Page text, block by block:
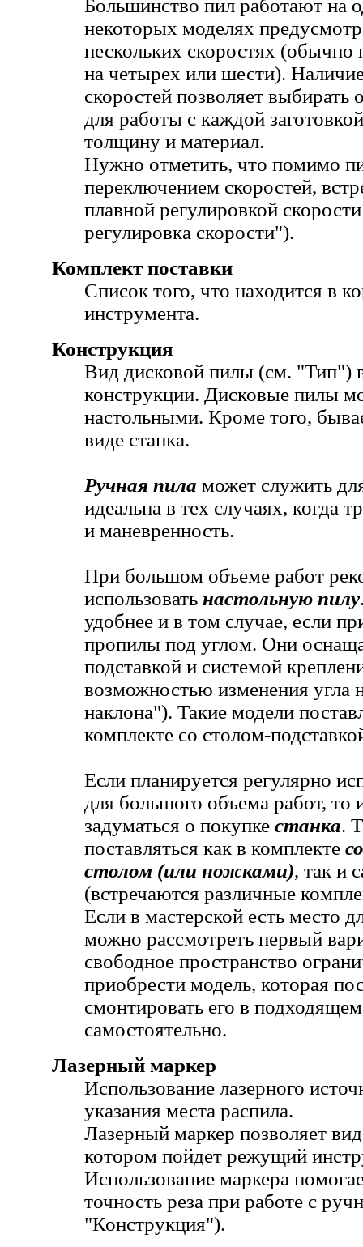
Большинство пил работают на
некоторых моделях
нескольких скоростях (обычно
на четырех или шести).
скоростей позволяет выбирать
для работы с каждой
толщину и материал.
Нужно отметить, что помимо
переключением скоростей,
плавной регулировкой
регулировка скорости").
Комплект поставки
Список того, что находится в
инструмента.
Конструкция
Вид дисковой пилы (см. "Тип")
конструкции. Дисковые пилы
настольными. Кроме того,
виде станка.
Ручная пила может служить
идеальна в тех случаях, когда
и маневренность.
При большом объеме работ
использовать настольную пилу
удобнее и в том случае, если
пропилы под углом. Они
подставкой и системой
возможностью изменения угла
наклона"). Такие модели
комплекте со столом-
Если планируется регулярно
для большого объема работ, то
задуматься о покупке станка.
поставляться как в комплекте
столом (или ножками), так и
(встречаются различные
Если в мастерской есть место
можно рассмотреть первый
свободное пространство
приобрести модель, которая
смонтировать его в
самостоятельно.
Лазерный маркер
Использование лазерного
указания места распила.
Лазерный маркер позволяет
котором пойдет режущий
Использование маркера
точность реза при работе с
"Конструкция").